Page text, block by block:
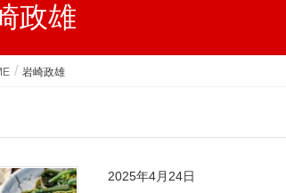
政雄
岩崎政雄
2025年4月24日